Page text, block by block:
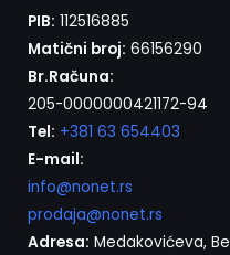
PIB: 112516885
Matični broj: 66156290
Br.Računa:
205-0000000421172-94
Tel: +381 63 654403
E-mail:
info@nonet.rs
prodaja@nonet.rs
Adresa: Medakovićeva,